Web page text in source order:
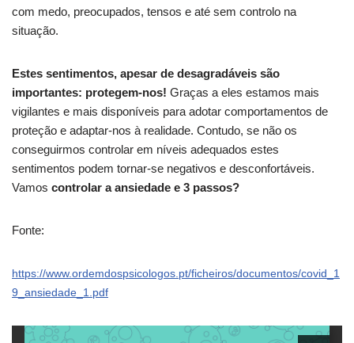
com medo, preocupados, tensos e até sem controlo na
situação.
Estes sentimentos, apesar de desagradáveis são
importantes: protegem-nos! Graças a eles estamos mais
vigilantes e mais disponíveis para adotar comportamentos de
proteção e adaptar-nos à realidade. Contudo, se não os
conseguirmos controlar em níveis adequados estes
sentimentos podem tornar-se negativos e desconfortáveis.
Vamos controlar a ansiedade e 3 passos?
Fonte:
https://www.ordemdospsicologos.pt/ficheiros/documentos/covid_1
9_ansiedade_1.pdf